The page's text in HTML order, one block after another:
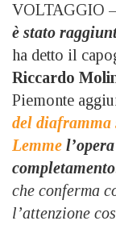
VOLTAGGIO
è stato
ha detto il
Riccardo
Piemonte
del diaframma
Lemme
completamento
che conferma
l’attenzione